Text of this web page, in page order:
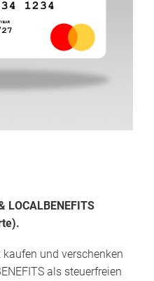
LOCALBENEFITS
und verschenken
als steuerfreien